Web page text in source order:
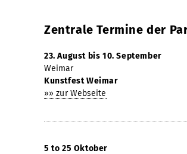
Zentrale Termine der
23. August bis 10. September
Weimar
Kunstfest Weimar
»» zur Webseite
5 to 25 Oktober